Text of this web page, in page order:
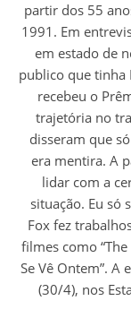
partir dos 55
1991. Em
em estado de
publico que tinha
recebeu o
trajetória no
disseram que
era mentira. A
lidar com a
situação. Eu só
Fox fez
filmes como “The
Se Vê Ontem”.
(30/4), nos